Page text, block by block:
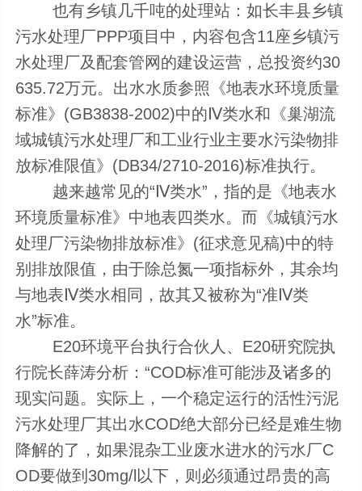
也有乡镇几千吨的处理站：如长丰县乡镇
污水处理厂PPP项目中，内容包含11座乡镇污
水处理厂及配套管网的建设运营，总投资约30
635.72万元。出水水质参照《地表水环境质量
标准》(GB3838-2002)中的Ⅳ类水和《巢湖流
域城镇污水处理厂和工业行业主要水污染物排
放标准限值》(DB34/2710-2016)标准执行。
越来越常见的“Ⅳ类水”，指的是《地表水
环境质量标准》中地表四类水。而《城镇污水
处理厂污染物排放标准》(征求意见稿)中的特
别排放限值，由于除总氮一项指标外，其余均
与地表Ⅳ类水相同，故其又被称为“准Ⅳ类
水”标准。
E20环境平台执行合伙人、E20研究院执
行院长薛涛分析：“COD标准可能涉及诸多的
现实问题。实际上，一个稳定运行的活性污泥
污水处理厂其出水COD绝大部分已经是难生物
降解的了，如果混杂工业废水进水的污水厂C
OD要做到30mg/l以下，则必须通过昂贵的高